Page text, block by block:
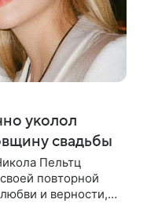
уколол
свадьбы
Пельтц
повторной
и верности,